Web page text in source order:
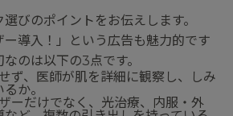
びのポイントをお伝えします。
ー導入！」という広告も魅力的です
のは以下の3点です。
ず、医師が肌を詳細に観察し、しみ
か。
ーだけでなく、光治療、内服・外